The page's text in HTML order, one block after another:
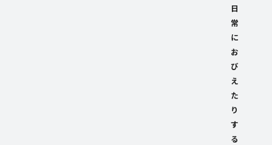
日
常
に
お
び
え
た
り
す
る